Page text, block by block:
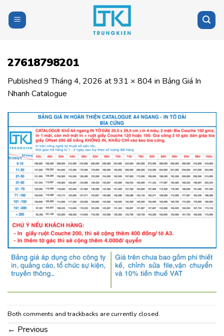
content
27618798201
Published 9 Tháng 4, 2026 at931 × 804 in Bảng Giá In
Nhanh Catalogue
Both comments and trackbacks are currently closed.
← Previous